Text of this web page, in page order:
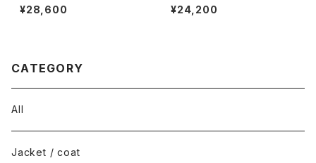
¥28,600 ¥24,200
CATEGORY
All
Jacket / coat